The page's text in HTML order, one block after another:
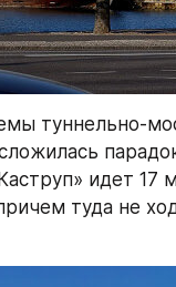
туннельно-
идет 17
туда не